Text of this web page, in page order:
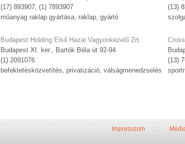
(17) 893907, (1) 7893907
műanyag raklap gyártása, raklap, gyártó
Budapest Holding Első Hazai Vagyonkezelő Zrt.
Budapest XI. ker., Bartók Béla út 92-94
(1) 2091076
befektetésközvetítés, privatizáció, válságmenedzselés
(13)
(13)
Impresszum::